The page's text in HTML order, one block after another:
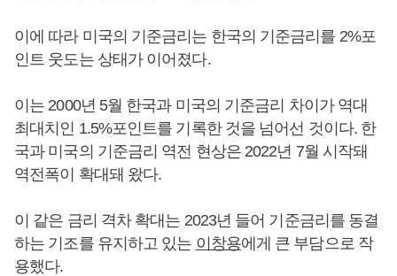
이에 따라 미국의 기준금리는 한국의 기준금리를 2%포
인트 웃도는 상태가 이어졌다.
이는 2000년 5월 한국과 미국의 기준금리 차이가 역대
최대치인 1.5%포인트를 기록한 것을 넘어선 것이다. 한
국과 미국의 기준금리 역전 현상은 2022년 7월 시작돼
역전폭이 확대돼 왔다.
이 같은 금리 격차 확대는 2023년 들어 기준금리를 동결
하는 기조를 유지하고 있는 이창용에게 큰 부담으로 작
용했다.